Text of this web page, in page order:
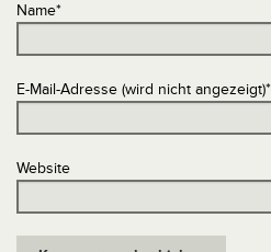
Name*
E-Mail-Adresse (wird nicht angezeigt)*
Website